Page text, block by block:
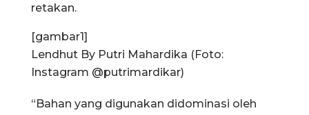
retakan.
[gambar1]
Lendhut By Putri Mahardika (Foto:
Instagram @putrimardikar)
“Bahan yang digunakan didominasi oleh